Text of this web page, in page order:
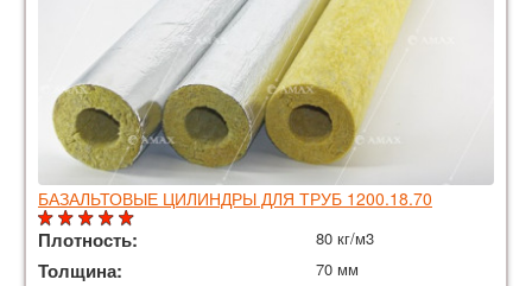
БАЗАЛЬТОВЫЕ ЦИЛИНДРЫ ДЛЯ ТРУБ 1200.18.70
Плотность: 80 кг/м3
Толщина: 70 мм